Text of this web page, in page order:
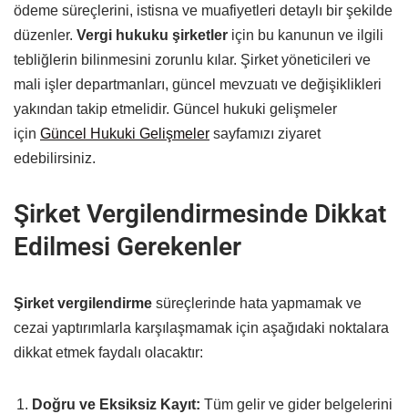
ödeme süreçlerini, istisna ve muafiyetleri detaylı bir şekilde
düzenler. Vergi hukuku şirketler için bu kanunun ve ilgili
tebliğlerin bilinmesini zorunlu kılar. Şirket yöneticileri ve
mali işler departmanları, güncel mevzuatı ve değişiklikleri
yakından takip etmelidir. Güncel hukuki gelişmeler
için Güncel Hukuki Gelişmeler sayfamızı ziyaret
edebilirsiniz.
Şirket Vergilendirmesinde Dikkat
Edilmesi Gerekenler
Şirket vergilendirme süreçlerinde hata yapmamak ve
cezai yaptırımlarla karşılaşmamak için aşağıdaki noktalara
dikkat etmek faydalı olacaktır:
Doğru ve Eksiksiz Kayıt: Tüm gelir ve gider belgelerini